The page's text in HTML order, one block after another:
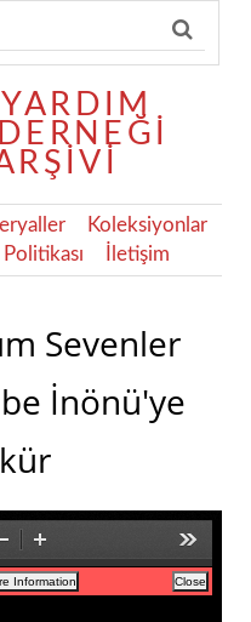
Koleksiyonlar
İletişim
Sevenler
İnönü'ye